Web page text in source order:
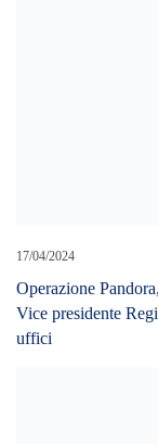
17/04/2024
Operazione
Vice presidente
uffici